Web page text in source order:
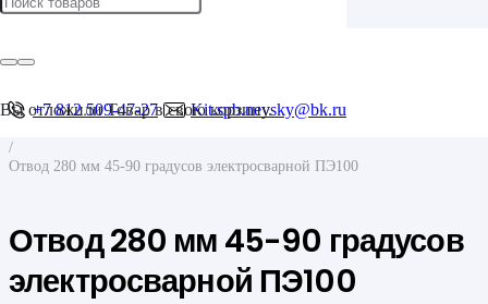
+7 812 509-47-27 Kit.spb.nevsky@bk.ru
Вы отложилиТоварв свою корзину.
Главная
/
/
Отвод 280 мм 45-90 градусов электросварной ПЭ100
Отвод 280 мм 45-90 градусов
электросварной ПЭ100